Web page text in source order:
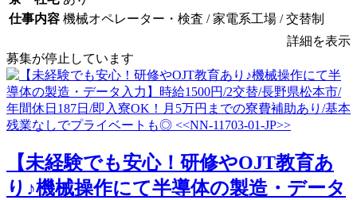
仕事内容 機械オペレーター・検査 / 家電系工場 / 交替制
詳細を表示
募集が停止しています
【未経験でも安心！研修やOJT教育あ
り♪機械操作にて半導体の製造・データ